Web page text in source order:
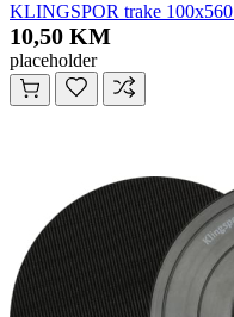
KLINGSPOR trake
10,50 KM
placeholder